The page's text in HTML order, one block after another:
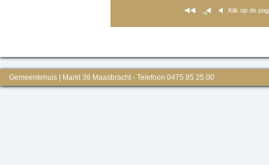
Klik op de
Gemeentehuis | Markt 36 Maasbracht - Telefoon 0475 85 25 00